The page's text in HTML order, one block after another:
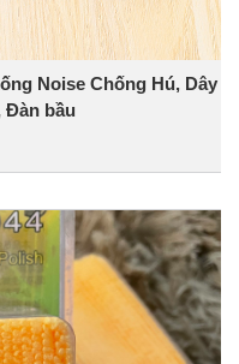
Noise Chống Hú, Dây
Đàn bầu